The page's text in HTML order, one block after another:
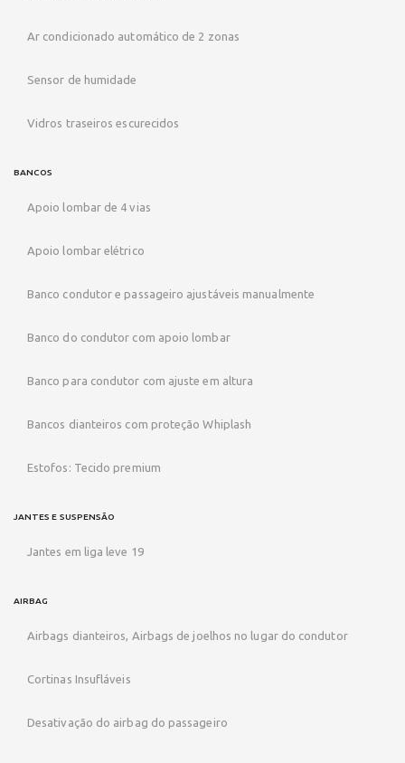
Ar condicionado automático de 2 zonas
Sensor de humidade
Vidros traseiros escurecidos
BANCOS
Apoio lombar de 4 vias
Apoio lombar elétrico
Banco condutor e passageiro ajustáveis manualmente
Banco do condutor com apoio lombar
Banco para condutor com ajuste em altura
Bancos dianteiros com proteção Whiplash
Estofos: Tecido premium
JANTES E SUSPENSÃO
Jantes em liga leve 19
AIRBAG
Airbags dianteiros, Airbags de joelhos no lugar do condutor
Cortinas Insufláveis
Desativação do airbag do passageiro